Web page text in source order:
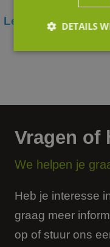
Lees verder
Vragen of
We helpen je
Heb je interesse
graag meer
op of stuur ons
DETAILS
website kan niet
li_gc